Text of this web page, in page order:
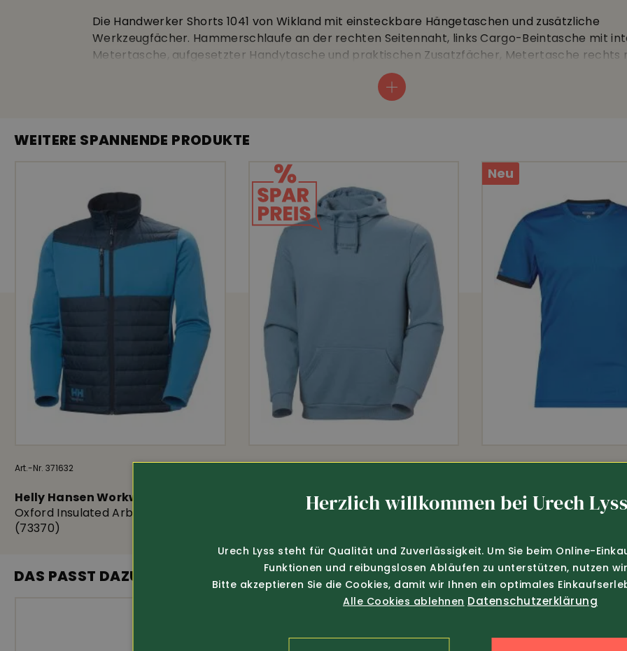
Die Handwerker Shorts 1041 von Wikland mit einsteckbare Hängetaschen und zusätzliche
Werkzeugfächer. Hammerschlaufe an der rechten Seitennaht, links Cargo-Beintasche mit
Metertasche, aufgesetzter Handytasche und praktischen Zusatzfächer, Metertasche rechts
aufgesetzten Zusatzfächer. Material: 67% Polyester, 33% Baumwolle. 300g/m2
amfori
AUSSTATTUNG
Robust Praktische Taschen
WEITERE SPANNENDE PRODUKTE
Art.-Nr. 371632
Helly Hansen Workwear
Oxford Insulated Arbeitsjacke
(73370)
Helly Hansen Workwear
Hoodie Classic Logo (79284)
Neu
DASSY
Funktions T-Shirt Nexus
DAS PASST DAZU
Herzlich willkommen bei Urech
Urech Lyss steht für Qualität und Zuverlässigkeit. Um Sie beim Online-
Funktionen und reibungslosen Abläufen zu unterstützen, nutzen
Bitte akzeptieren Sie die Cookies, damit wir Ihnen ein optimales
Alle Cookies ablehnen Datenschutzerklärung